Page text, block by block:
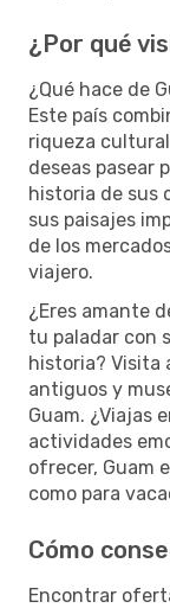
¿Por qué
¿Qué hace de
Este país
riqueza
deseas pasear
historia de sus
sus paisajes
de los
viajero.
¿Eres amante
tu paladar con
historia? Visita
antiguos y
Guam. ¿Viajas
actividades
ofrecer, Guam
como para
Cómo
Encontrar